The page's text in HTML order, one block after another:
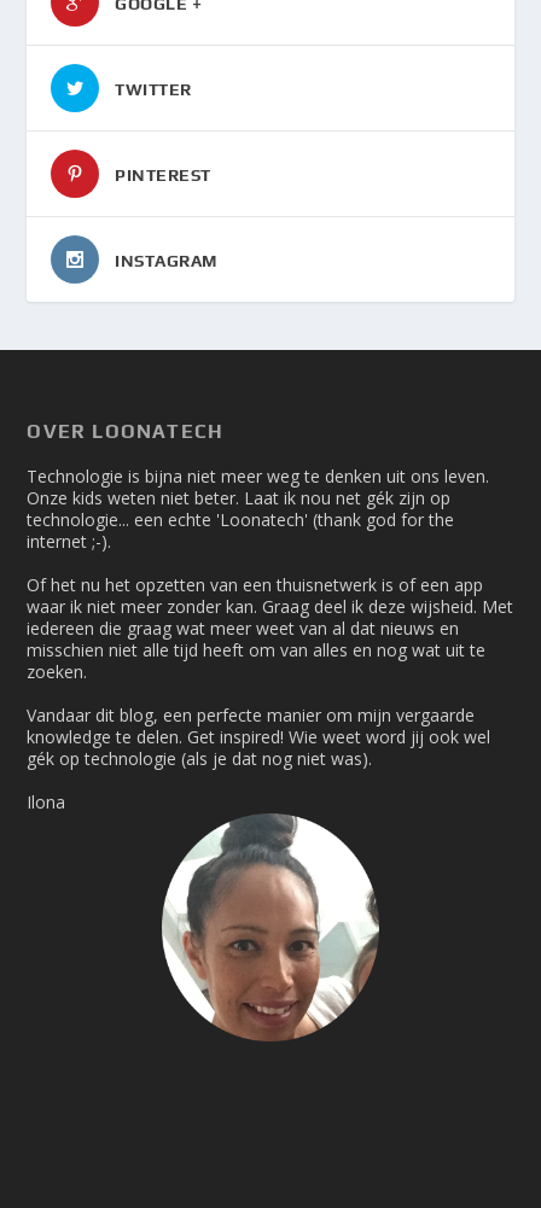
TWITTER
PINTEREST
INSTAGRAM
OVER LOONATECH
Technologie is bijna niet meer weg te denken uit ons leven.
Onze kids weten niet beter. Laat ik nou net gék zijn op
technologie... een echte 'Loonatech' (thank god for the
internet ;-).
Of het nu het opzetten van een thuisnetwerk is of een app
waar ik niet meer zonder kan. Graag deel ik deze wijsheid. Met
iedereen die graag wat meer weet van al dat nieuws en
misschien niet alle tijd heeft om van alles en nog wat uit te
zoeken.
Vandaar dit blog, een perfecte manier om mijn vergaarde
knowledge te delen. Get inspired! Wie weet word jij ook wel
gék op technologie (als je dat nog niet was).
Ilona